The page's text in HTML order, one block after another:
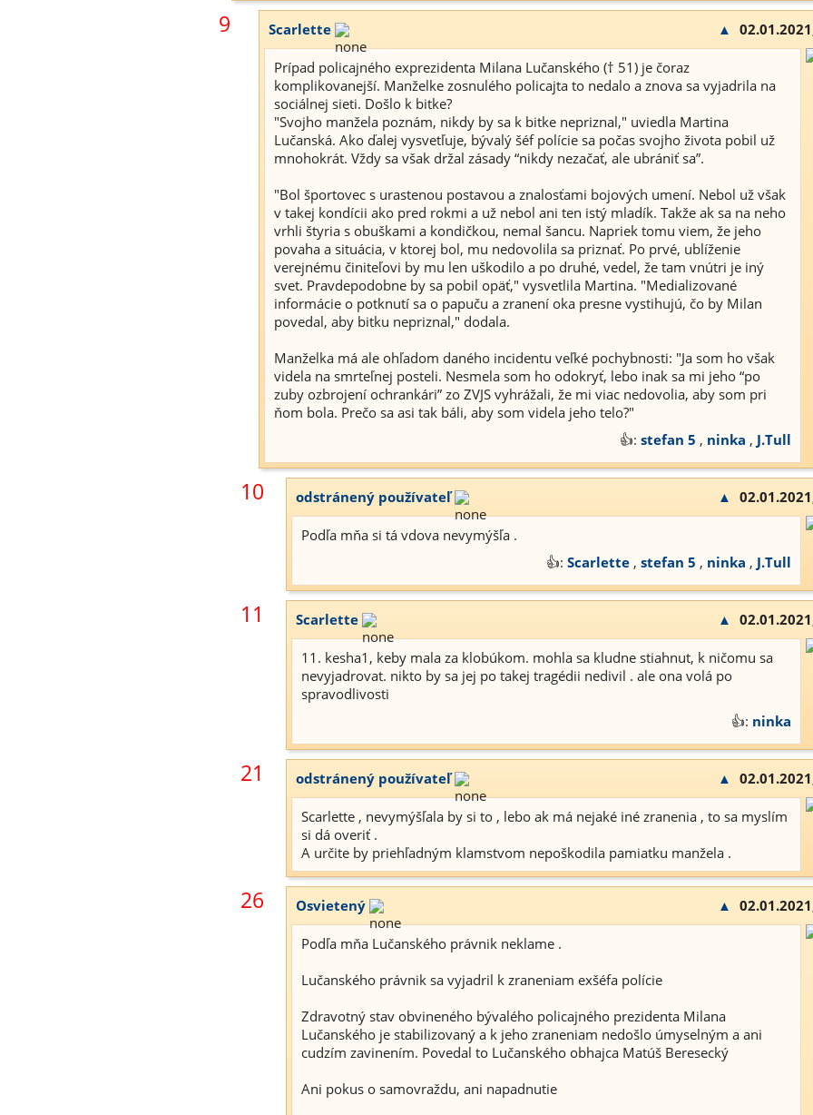
9 Scarlette ▲
Prípad policajného exprezidenta Milana Lučanského († 51) je čoraz
komplikovanejší. Manželke zosnulého policajta to nedalo a znova sa vyjadrila na
sociálnej sieti. Došlo k bitke?
"Svojho manžela poznám, nikdy by sa k bitke nepriznal," uviedla Martina
Lučanská. Ako ďalej vysvetľuje, bývalý šéf polície sa počas svojho života pobil už
mnohokrát. Vždy sa však držal zásady “nikdy nezačať, ale ubrániť sa”.
"Bol športovec s urastenou postavou a znalosťami bojových umení. Nebol už však
v takej kondícii ako pred rokmi a už nebol ani ten istý mladík. Takže ak sa na neho
vrhli štyria s obuškami a kondičkou, nemal šancu. Napriek tomu viem, že jeho
povaha a situácia, v ktorej bol, mu nedovolila sa priznať. Po prvé, ublíženie
verejnému činiteľovi by mu len uškodilo a po druhé, vedel, že tam vnútri je iný
svet. Pravdepodobne by sa pobil opäť," vysvetlila Martina. "Medializované
informácie o potknutí sa o papuču a zranení oka presne vystihujú, čo by Milan
povedal, aby bitku nepriznal," dodala.
Manželka má ale ohľadom daného incidentu veľké pochybnosti: "Ja som ho však
videla na smrteľnej posteli. Nesmela som ho odokryť, lebo inak sa mi jeho “po
zuby ozbrojení ochrankári” zo ZVJS vyhrážali, že mi viac nedovolia, aby som pri
ňom bola. Prečo sa asi tak báli, aby som videla jeho telo?"
👍: stefan 5 , ninka , J.Tull
10 odstránený používateľ ▲
Podľa mňa si tá vdova nevymýšľa .
👍: Scarlette , stefan 5 , ninka , J.Tull
11 Scarlette ▲
11. kesha1, keby mala za klobúkom. mohla sa kludne stiahnut, k ničomu sa
nevyjadrovat. nikto by sa jej po takej tragédii nedivil . ale ona volá po
spravodlivosti
👍: ninka
21 odstránený používateľ ▲
Scarlette , nevymýšľala by si to , lebo ak má nejaké iné zranenia , to sa myslím
si dá overiť .
A určite by priehľadným klamstvom nepoškodila pamiatku manžela .
26 Osvietený ▲
Podľa mňa Lučanského právnik neklame .
Lučanského právnik sa vyjadril k zraneniam exšéfa polície
Zdravotný stav obvineného bývalého policajného prezidenta Milana
Lučanského je stabilizovaný a k jeho zraneniam nedošlo úmyselným a ani
cudzím zavinením. Povedal to Lučanského obhajca Matúš Beresecký
Ani pokus o samovraždu, ani napadnutie